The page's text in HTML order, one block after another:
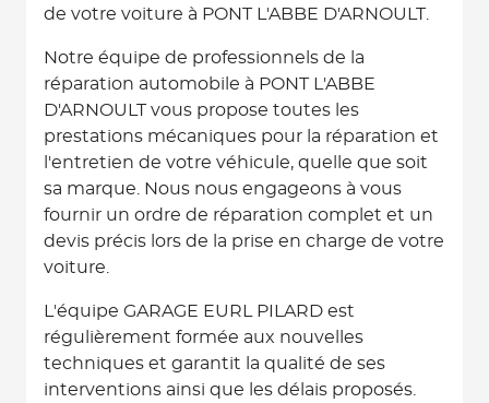
de votre voiture à PONT L'ABBE D'ARNOULT.
Notre équipe de professionnels de la
réparation automobile à PONT L'ABBE
D'ARNOULT vous propose toutes les
prestations mécaniques pour la réparation et
l'entretien de votre véhicule, quelle que soit
sa marque. Nous nous engageons à vous
fournir un ordre de réparation complet et un
devis précis lors de la prise en charge de votre
voiture.
L'équipe GARAGE EURL PILARD est
régulièrement formée aux nouvelles
techniques et garantit la qualité de ses
interventions ainsi que les délais proposés.